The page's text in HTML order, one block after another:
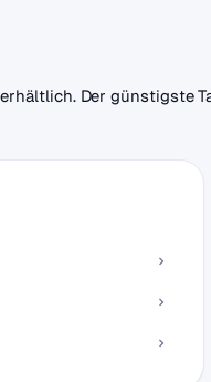
Der günstigste